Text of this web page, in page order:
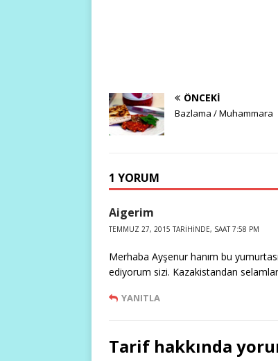
ÖNCEKI
Bazlama / Muhammara
1 YORUM
Aigerim
TEMMUZ 27, 2015 TARIHINDE, SAAT 7:58 PM
Merhaba Ayşenur hanım bu
ediyorum sizi. Kazakistandan selamlar
YANITLA
Tarif hakkında